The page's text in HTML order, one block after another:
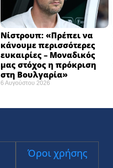
Νίστρουπ: «Πρέπει να
κάνουμε περισσότερες
ευκαιρίες – Μοναδικός
μας στόχος η πρόκριση
στη Βουλγαρία» ​
6 Αυγούστου 2026
Όροι χρήσης